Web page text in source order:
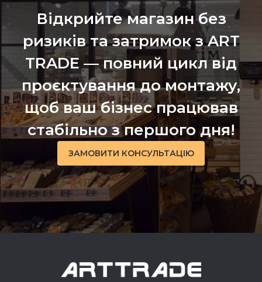
Відкрийте магазин без
ризиків та затримок з ART
TRADE — повний цикл від
проєктування до монтажу,
щоб ваш бізнес працював
стабільно з першого дня!
ЗАМОВИТИ КОНСУЛЬТАЦІЮ